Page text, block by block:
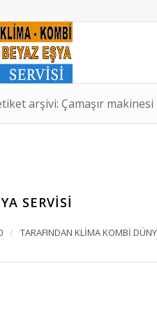
arşivi: Çamaşır
SERVISI
/ TARAFINDAN KLIMA KOMBI